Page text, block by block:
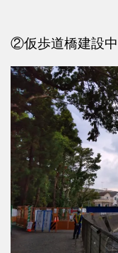
②仮歩道橋建設中